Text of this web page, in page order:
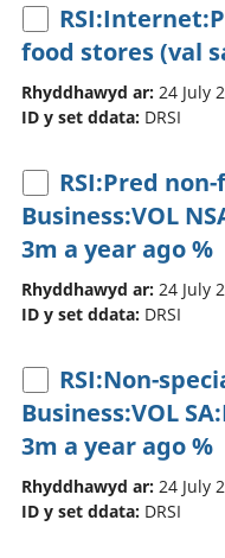
food stores (val
Rhyddhawyd ar: 24 July
ID y set ddata: DRSI
RSI:Pred
Business:VOL
3m a year ago %
Rhyddhawyd ar: 24 July
ID y set ddata: DRSI
RSI:Non-
Business:VOL
3m a year ago %
Rhyddhawyd ar: 24 July
ID y set ddata: DRSI